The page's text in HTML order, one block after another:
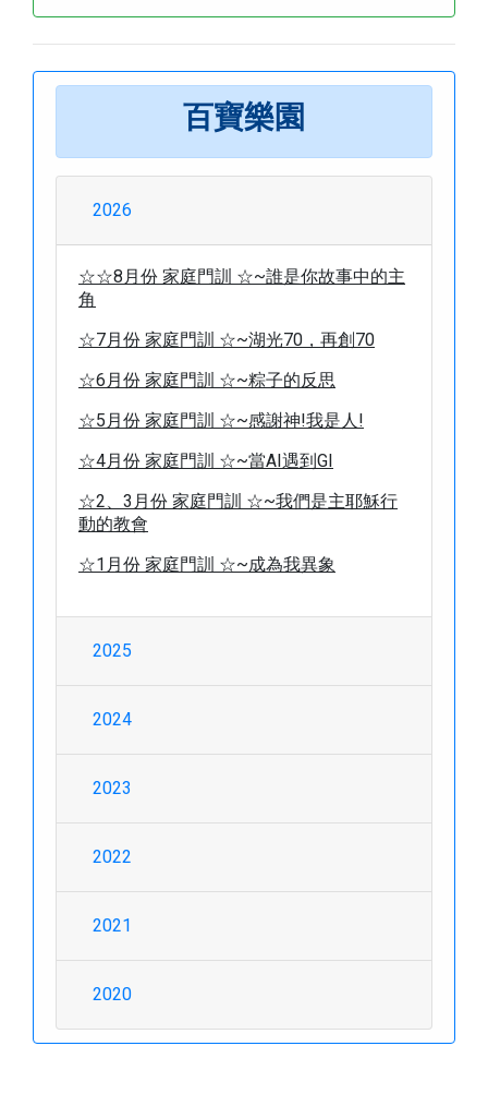
百寶樂園
2026
☆☆8月份 家庭門訓 ☆~誰是你故事中的主
角
☆7月份 家庭門訓 ☆~湖光70，再創70
☆6月份 家庭門訓 ☆~粽子的反思
☆5月份 家庭門訓 ☆~感謝神!我是人!
☆4月份 家庭門訓 ☆~當AI遇到GI
☆2、3月份 家庭門訓 ☆~我們是主耶穌行
動的教會
☆1月份 家庭門訓 ☆~成為我異象
2025
2024
2023
2022
2021
2020